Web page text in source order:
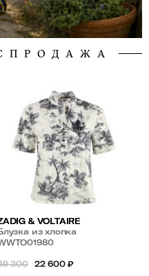
& VOLTAIRE
из хлопка
300 22 600 ₽